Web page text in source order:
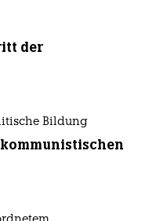
der
Bildung